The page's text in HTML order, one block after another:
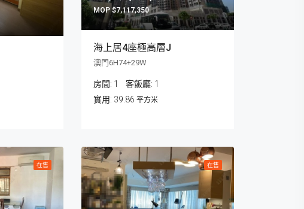
$7,117,350
海上居4座極高層J
澳門6H74+29W
房間: 1 客飯廳: 1
39.86 平方米
在售 在售